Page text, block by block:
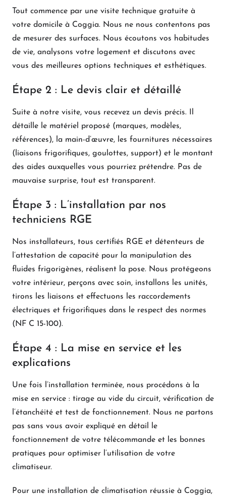
Tout commence par une visite technique gratuite à
votre domicile à Coggia. Nous ne nous contentons pas
de mesurer des surfaces. Nous écoutons vos habitudes
de vie, analysons votre logement et discutons avec
vous des meilleures options techniques et esthétiques.
Étape 2 : Le devis clair et détaillé
Suite à notre visite, vous recevez un devis précis. Il
détaille le matériel proposé (marques, modèles,
références), la main-d’œuvre, les fournitures nécessaires
(liaisons frigorifiques, goulottes, support) et le montant
des aides auxquelles vous pourriez prétendre. Pas de
mauvaise surprise, tout est transparent.
Étape 3 : L’installation par nos
techniciens RGE
Nos installateurs, tous certifiés RGE et détenteurs de
l’attestation de capacité pour la manipulation des
fluides frigorigènes, réalisent la pose. Nous protégeons
votre intérieur, perçons avec soin, installons les unités,
tirons les liaisons et effectuons les raccordements
électriques et frigorifiques dans le respect des normes
(NF C 15-100).
Étape 4 : La mise en service et les
explications
Une fois l’installation terminée, nous procédons à la
mise en service : tirage au vide du circuit, vérification de
l’étanchéité et test de fonctionnement. Nous ne partons
pas sans vous avoir expliqué en détail le
fonctionnement de votre télécommande et les bonnes
pratiques pour optimiser l’utilisation de votre
climatiseur.
Pour une installation de climatisation réussie à Coggia,